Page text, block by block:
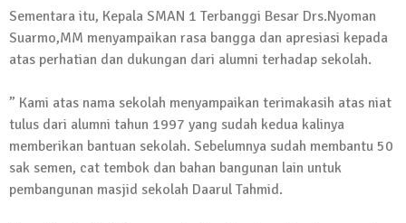
Anggota MPR-RI I Komang Koheri
Kembali Laksanakan Sosialisasi 4 Pilar
Kebangsaan, Kali Ini Digelar di Tubaba
Sementara itu, Kepala SMAN 1 Terbanggi Besar Drs.Nyoman
Suarmo,MM menyampaikan rasa bangga dan apresiasi kepada
atas perhatian dan dukungan dari alumni terhadap sekolah.
” Kami atas nama sekolah menyampaikan terimakasih atas niat
tulus dari alumni tahun 1997 yang sudah kedua kalinya
memberikan bantuan sekolah. Sebelumnya sudah membantu 50
sak semen, cat tembok dan bahan bangunan lain untuk
pembangunan masjid sekolah Daarul Tahmid.